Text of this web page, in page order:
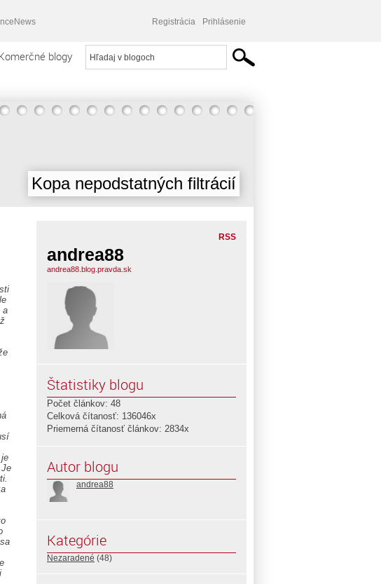
Registrácia Prihlásenie
blogy
Kopa nepodstatných filtrácií
a
RSS
andrea88
andrea88.blog.pravda.sk
Štatistiky blogu
Počet článkov: 48
Celková čítanosť: 136046x
Priemerná čítanosť článkov: 2834x
Autor blogu
andrea88
Kategórie
Nezaradené (48)